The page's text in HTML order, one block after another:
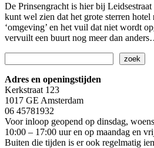
De Prinsengracht is hier bij
kunt wel zien dat het grote sterren hotel
‘omgeving’ en het vuil dat niet wordt
vervuilt een buurt nog meer dan
zoek
Adres en openingstijden
Kerkstraat 123
1017 GE Amsterdam
06 45781932
Voor inloop geopend op dinsdag,
10:00 – 17:00 uur en op maandag en
Buiten die tijden is er ook regelmatig